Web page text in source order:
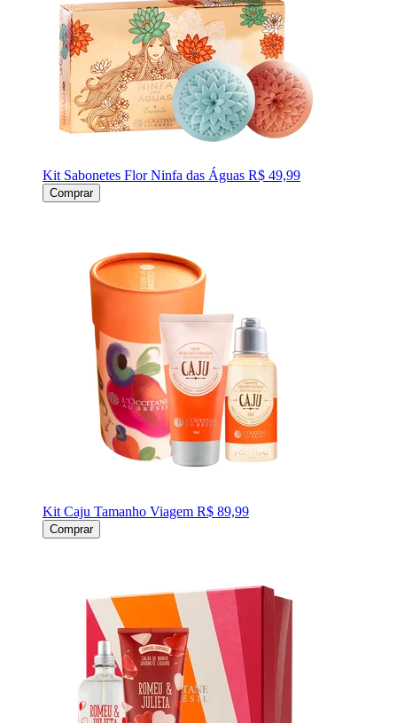
Kit Sabonetes Flor Ninfa das Águas R$ 49,99
Comprar
Kit Caju Tamanho Viagem R$ 89,99
Comprar